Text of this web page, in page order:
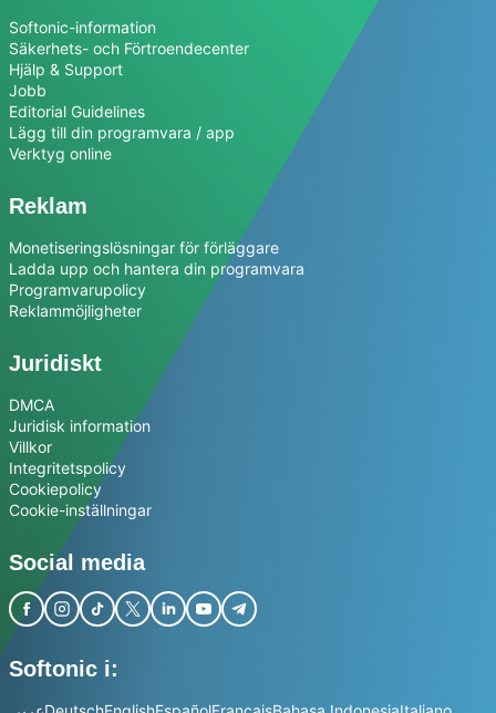
Softonic-information
Säkerhets- och Förtroendecenter
Hjälp & Support
Jobb
Editorial Guidelines
Lägg till din programvara / app
Verktyg online
Reklam
Monetiseringslösningar för förläggare
Ladda upp och hantera din programvara
Programvarupolicy
Reklammöjligheter
Juridiskt
DMCA
Juridisk information
Villkor
Integritetspolicy
Cookiepolicy
Cookie-inställningar
Social media
Softonic i: